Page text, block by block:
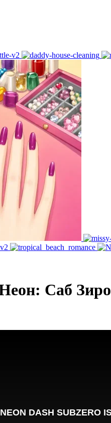
Саб Зиро